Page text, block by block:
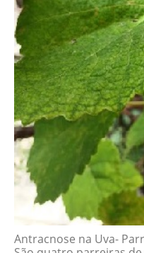
Antracnose na Uva-